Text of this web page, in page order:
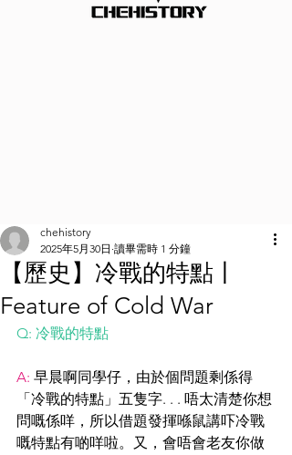
【歷史】冷戰的特點丨
Feature of Cold War
chehistory
2025年5月30日 讀畢需時 1 分鐘
Q: 冷戰的特點
A: 早晨啊同學仔，由於個問題剩係得
「冷戰的特點」五隻字. . . 唔太清楚你想
問嘅係咩，所以借題發揮喺鼠講吓冷戰
嘅特點有啲咩啦。又，會唔會老友你做